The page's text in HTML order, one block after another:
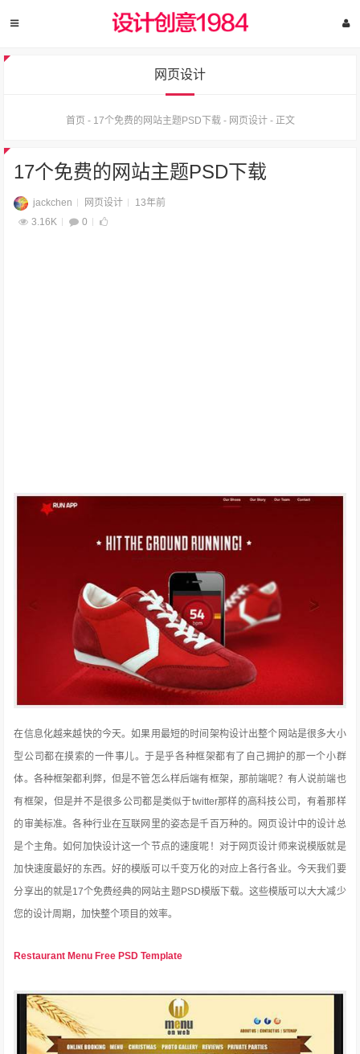
网页设计
首页 - 17个免费的网站主题PSD下载- 网页设计- 正文
17个免费的网站主题PSD下载
jackchen 网页设计
13年前
3.16K
0
在信息化越来越快的今天。如果用最短的时间架构设计出整个网站是很多大小
型公司都在摸索的一件事儿。于是乎各种框架都有了自己拥护的那一个小群
体。各种框架都利弊，但是不管怎么样后端有框架，那前端呢？有人说前端也
有框架，但是并不是很多公司都是类似于twitter那样的高科技公司，有着那样
的审美标准。各种行业在互联网里的姿态是千百万种的。网页设计中的设计总
是个主角。如何加快设计这一个节点的速度呢！对于网页设计师来说模版就是
加快速度最好的东西。好的模版可以千变万化的对应上各行各业。今天我们要
分享出的就是17个免费经典的网站主题PSD模版下载。这些模版可以大大减少
您的设计周期，加快整个项目的效率。
Restaurant Menu Free PSD Template